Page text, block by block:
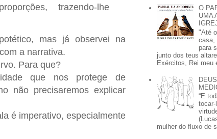
trazendo-lhe
mas já observei na
a narrativa.
Para que?
que nos protege de
não precisaremos explicar
é imperativo, especialmente
O
UMA
"Até
casa,
para
junto dos teus
Exércitos, Rei meu
“E
mulher do fluxo de